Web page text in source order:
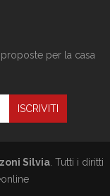
per la casa
Silvia. Tutti i diritti